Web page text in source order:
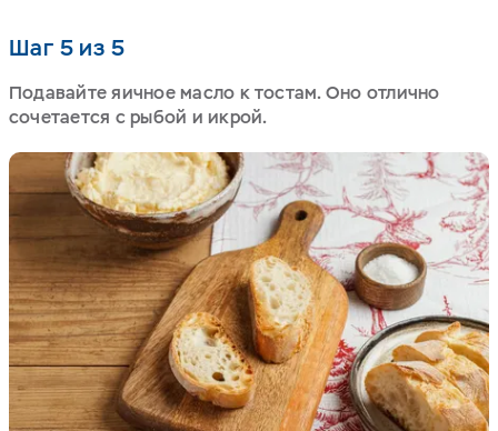
Шаг 5 из 5
Подавайте яичное масло к тостам. Оно отлично
сочетается с рыбой и икрой.